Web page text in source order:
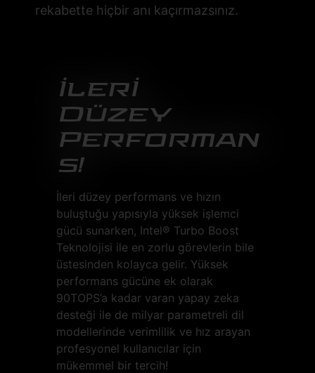
rekabette hiçbir anı kaçırmazsınız.
İlerİ
Düzey
Performan
s!
İleri düzey performans ve hızın
buluştuğu yapısıyla yüksek işlemci
gücü sunarken, Intel® Turbo Boost
Teknolojisi ile en zorlu görevlerin bile
üstesinden kolayca gelir. Yüksek
performans gücüne ek olarak
90TOPS’a kadar varan yapay zeka
desteği ile de milyar parametreli dil
modellerinde verimlilik ve hız arayan
profesyonel kullanıcılar için
mükemmel bir tercih!